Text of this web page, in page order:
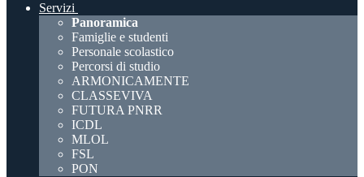
Servizi
Panoramica
Famiglie e studenti
Personale scolastico
Percorsi di studio
ARMONICAMENTE
CLASSEVIVA
FUTURA PNRR
ICDL
MLOL
FSL
PON